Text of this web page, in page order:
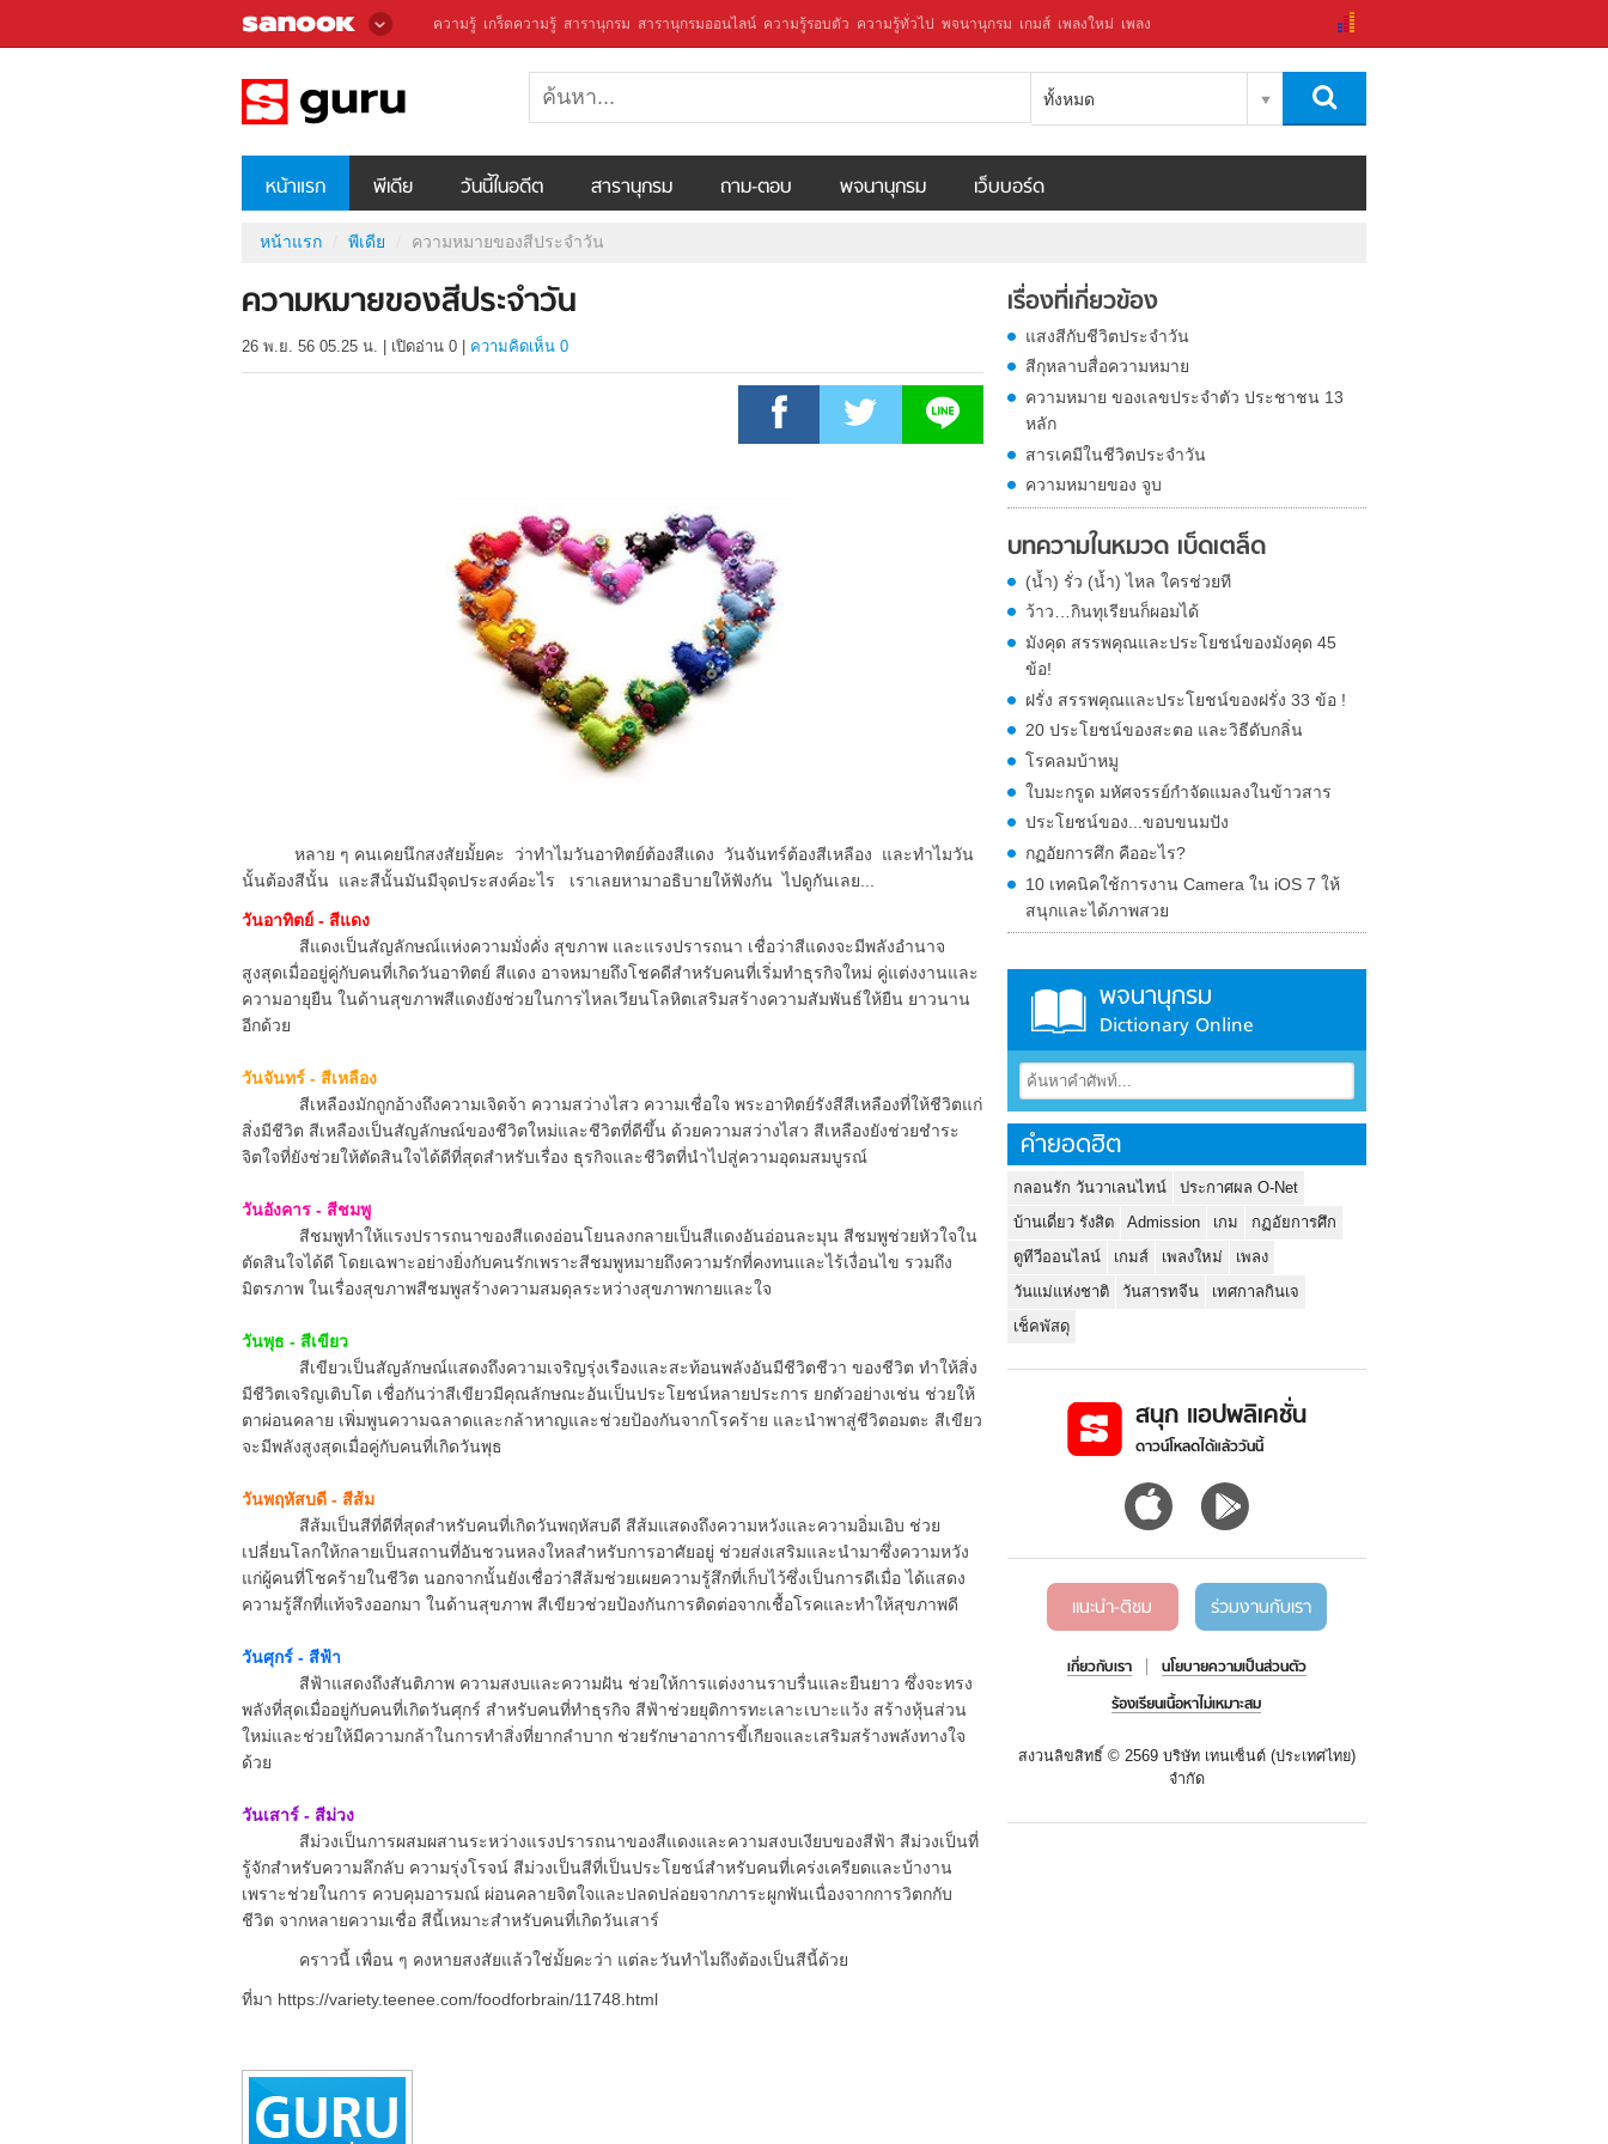
ความรู้ เกร็ดความรู้ สารานุกรม สารานุกรมออนไลน์ ความรู้รอบตัว ความรู้ทั่วไป พจนานุกรม เกมส์ เพลงใหม่ เพลง
ทั้งหมด
หน้าแรก พีเดีย วันนี้ในอดีต สารานุกรม ถาม-ตอบ พจนานุกรม เว็บบอร์ด
หน้าแรก พีเดีย ความหมายของสีประจำวัน
ความหมายของสีประจำวัน
26 พ.ย. 56 05.25 น. เปิดอ่าน 0 ความคิดเห็น 0
หลาย ๆ คนเคยนึกสงสัยมั้ยคะ ว่าทำไมวันอาทิตย์ต้องสีแดง วันจันทร์ต้องสีเหลือง และทำไมวัน
นั้นต้องสีนั้น และสีนั้นมันมีจุดประสงค์อะไร เราเลยหามาอธิบายให้ฟังกัน ไปดูกันเลย...
วันอาทิตย์ - สีแดง
สีแดงเป็นสัญลักษณ์แห่งความมั่งคั่ง สุขภาพ และแรงปรารถนา เชื่อว่าสีแดงจะมีพลังอำนาจ
สูงสุดเมื่ออยู่คู่กับคนที่เกิดวันอาทิตย์ สีแดง อาจหมายถึงโชคดีสำหรับคนที่เริ่มทำธุรกิจใหม่ คู่แต่งงานและ
ความอายุยืน ในด้านสุขภาพสีแดงยังช่วยในการไหลเวียนโลหิตเสริมสร้างความสัมพันธ์ให้ยืน ยาวนาน
อีกด้วย
วันจันทร์ - สีเหลือง
สีเหลืองมักถูกอ้างถึงความเจิดจ้า ความสว่างไสว ความเชื่อใจ พระอาทิตย์รังสีสีเหลืองที่ให้ชีวิตแก่
สิ่งมีชีวิต สีเหลืองเป็นสัญลักษณ์ของชีวิตใหม่และชีวิตที่ดีขึ้น ด้วยความสว่างไสว สีเหลืองยังช่วยชำระ
จิตใจที่ยังช่วยให้ตัดสินใจได้ดีที่สุดสำหรับเรื่อง ธุรกิจและชีวิตที่นำไปสู่ความอุดมสมบูรณ์
วันอังคาร - สีชมพู
สีชมพูทำให้แรงปรารถนาของสีแดงอ่อนโยนลงกลายเป็นสีแดงอันอ่อนละมุน สีชมพูช่วยหัวใจใน
ตัดสินใจได้ดี โดยเฉพาะอย่างยิ่งกับคนรักเพราะสีชมพูหมายถึงความรักที่คงทนและไร้เงื่อนไข รวมถึง
มิตรภาพ ในเรื่องสุขภาพสีชมพูสร้างความสมดุลระหว่างสุขภาพกายและใจ
วันพุธ - สีเขียว
สีเขียวเป็นสัญลักษณ์แสดงถึงความเจริญรุ่งเรืองและสะท้อนพลังอันมีชีวิตชีวา ของชีวิต ทำให้สิ่ง
มีชีวิตเจริญเติบโต เชื่อกันว่าสีเขียวมีคุณลักษณะอันเป็นประโยชน์หลายประการ ยกตัวอย่างเช่น ช่วยให้
ตาผ่อนคลาย เพิ่มพูนความฉลาดและกล้าหาญและช่วยป้องกันจากโรคร้าย และนำพาสู่ชีวิตอมตะ สีเขียว
จะมีพลังสูงสุดเมื่อคู่กับคนที่เกิดวันพุธ
วันพฤหัสบดี - สีส้ม
สีส้มเป็นสีที่ดีที่สุดสำหรับคนที่เกิดวันพฤหัสบดี สีส้มแสดงถึงความหวังและความอิ่มเอิบ ช่วย
เปลี่ยนโลกให้กลายเป็นสถานที่อันชวนหลงใหลสำหรับการอาศัยอยู่ ช่วยส่งเสริมและนำมาซึ่งความหวัง
แก่ผู้คนที่โชคร้ายในชีวิต นอกจากนั้นยังเชื่อว่าสีส้มช่วยเผยความรู้สึกที่เก็บไว้ซึ่งเป็นการดีเมื่อ ได้แสดง
ความรู้สึกที่แท้จริงออกมา ในด้านสุขภาพ สีเขียวช่วยป้องกันการติดต่อจากเชื้อโรคและทำให้สุขภาพดี
วันศุกร์ - สีฟ้า
สีฟ้าแสดงถึงสันติภาพ ความสงบและความฝัน ช่วยให้การแต่งงานราบรื่นและยืนยาว ซึ่งจะทรง
พลังที่สุดเมื่ออยู่กับคนที่เกิดวันศุกร์ สำหรับคนที่ทำธุรกิจ สีฟ้าช่วยยุติการทะเลาะเบาะแว้ง สร้างหุ้นส่วน
ใหม่และช่วยให้มีความกล้าในการทำสิ่งที่ยากลำบาก ช่วยรักษาอาการขี้เกียจและเสริมสร้างพลังทางใจ
ด้วย
วันเสาร์ - สีม่วง
สีม่วงเป็นการผสมผสานระหว่างแรงปรารถนาของสีแดงและความสงบเงียบของสีฟ้า สีม่วงเป็นที่
รู้จักสำหรับความลึกลับ ความรุ่งโรจน์ สีม่วงเป็นสีที่เป็นประโยชน์สำหรับคนที่เคร่งเครียดและบ้างาน
เพราะช่วยในการ ควบคุมอารมณ์ ผ่อนคลายจิตใจและปลดปล่อยจากภาระผูกพันเนื่องจากการวิตกกับ
ชีวิต จากหลายความเชื่อ สีนี้เหมาะสำหรับคนที่เกิดวันเสาร์
คราวนี้ เพื่อน ๆ คงหายสงสัยแล้วใช่มั้ยคะว่า แต่ละวันทำไมถึงต้องเป็นสีนี้ด้วย
ที่มา https://variety.teenee.com/foodforbrain/11748.html
เรื่องที่เกี่ยวข้อง
แสงสีกับชีวิตประจำวัน
สีกุหลาบสื่อความหมาย
ความหมาย ของเลขประจำตัว ประชาชน 13
หลัก
สารเคมีในชีวิตประจำวัน
ความหมายของ จูบ
บทความในหมวด เบ็ดเตล็ด
(น้ำ) รั่ว (น้ำ) ไหล ใครช่วยที
ว้าว…กินทุเรียนก็ผอมได้
มังคุด สรรพคุณและประโยชน์ของมังคุด 45
ข้อ!
ฝรั่ง สรรพคุณและประโยชน์ของฝรั่ง 33 ข้อ !
20 ประโยชน์ของสะตอ และวิธีดับกลิ่น
โรคลมบ้าหมู
ใบมะกรูด มหัศจรรย์กำจัดแมลงในข้าวสาร
ประโยชน์ของ...ขอบขนมปัง
กฏอัยการศึก คืออะไร?
10 เทคนิคใช้การงาน Camera ใน iOS 7 ให้
สนุกและได้ภาพสวย
พจนานุกรม
Dictionary Online
คำยอดฮิต
กลอนรัก วันวาเลนไทน์
ประกาศผล O-Net
บ้านเดี่ยว รังสิต
Admission เกม
กฏอัยการศึก
ดูทีวีออนไลน์
เกมส์ เพลงใหม่
เพลง
วันแม่แห่งชาติ
วันสารทจีน
เทศกาลกินเจ
เช็คพัสดุ
สนุก แอปพลิเคชั่น
ดาวน์โหลดได้แล้ววันนี้
แนะนำ-ติชม ร่วมงานกับเรา
เกี่ยวกับเรา
นโยบายความเป็นส่วนตัว
ร้องเรียนเนื้อหาไม่เหมาะสม
สงวนลิขสิทธิ์ © 2569 บริษัท เทนเซ็นต์ (ประเทศไทย)
จำกัด